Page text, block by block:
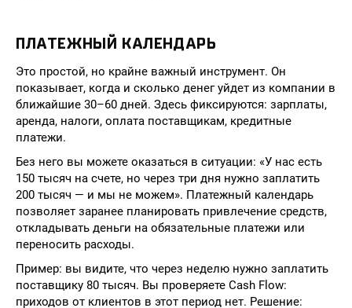
ПЛАТЕЖНЫЙ КАЛЕНДАРЬ
Это простой, но крайне важный инструмент. Он
показывает, когда и сколько денег уйдет из компании в
ближайшие 30–60 дней. Здесь фиксируются: зарплаты,
аренда, налоги, оплата поставщикам, кредитные
платежи.
Без него вы можете оказаться в ситуации: «У нас есть
150 тысяч на счете, но через три дня нужно заплатить
200 тысяч — и мы не можем». Платежный календарь
позволяет заранее планировать привлечение средств,
откладывать деньги на обязательные платежи или
переносить расходы.
Пример: вы видите, что через неделю нужно заплатить
поставщику 80 тысяч. Вы проверяете Cash Flow:
приходов от клиентов в этот период нет. Решение: